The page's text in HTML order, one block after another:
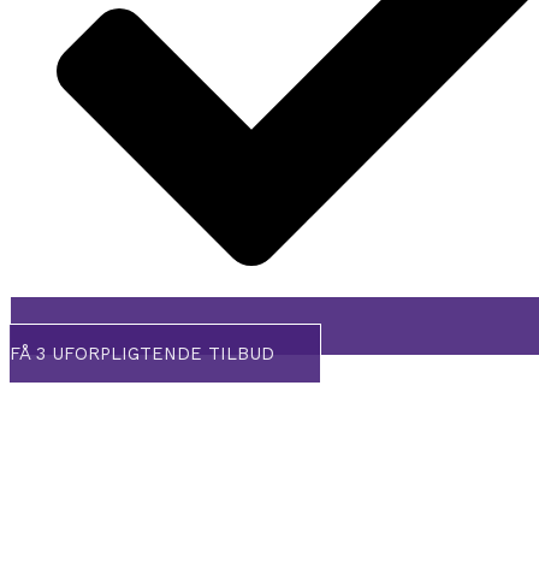
FÅ 3 UFORPLIGTENDE TILBUD